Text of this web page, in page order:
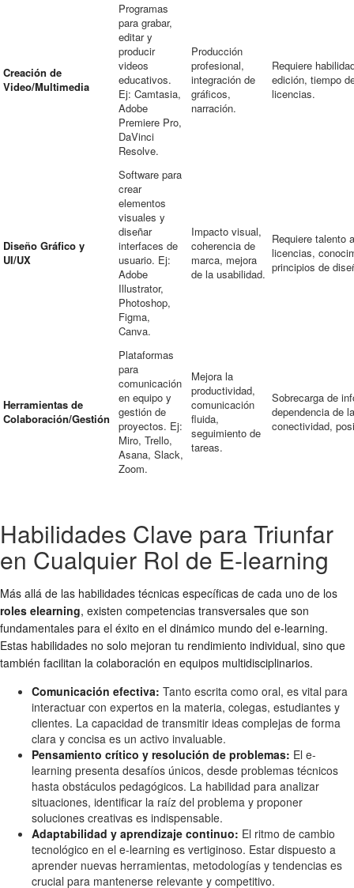
Creación de
Video/Multimedia
Programas
para grabar,
editar y
producir
videos
educativos.
Ej: Camtasia,
Adobe
Premiere Pro,
DaVinci
Resolve.
Producción
profesional,
integración de
gráficos,
narración.
Requiere
edición, tiempo
licencias.
Diseño Gráfico y
UI/UX
Software para
crear
elementos
visuales y
diseñar
interfaces de
usuario. Ej:
Adobe
Illustrator,
Photoshop,
Figma,
Canva.
Impacto visual,
coherencia de
marca, mejora
de la usabilidad.
Requiere talento
licencias,
principios de
Herramientas de
Colaboración/Gestión
Plataformas
para
comunicación
en equipo y
gestión de
proyectos. Ej:
Miro, Trello,
Asana, Slack,
Zoom.
Mejora la
productividad,
comunicación
fluida,
seguimiento de
tareas.
Sobrecarga de
dependencia de la
conectividad,
Habilidades Clave para Triunfar
en Cualquier Rol de E-learning
Más allá de las habilidades técnicas específicas de cada uno de los
roles elearning, existen competencias transversales que son
fundamentales para el éxito en el dinámico mundo del e-learning.
Estas habilidades no solo mejoran tu rendimiento individual, sino que
también facilitan la colaboración en equipos multidisciplinarios.
Comunicación efectiva: Tanto escrita como oral, es vital para
interactuar con expertos en la materia, colegas, estudiantes y
clientes. La capacidad de transmitir ideas complejas de forma
clara y concisa es un activo invaluable.
Pensamiento crítico y resolución de problemas: El e-
learning presenta desafíos únicos, desde problemas técnicos
hasta obstáculos pedagógicos. La habilidad para analizar
situaciones, identificar la raíz del problema y proponer
soluciones creativas es indispensable.
Adaptabilidad y aprendizaje continuo: El ritmo de cambio
tecnológico en el e-learning es vertiginoso. Estar dispuesto a
aprender nuevas herramientas, metodologías y tendencias es
crucial para mantenerse relevante y competitivo.